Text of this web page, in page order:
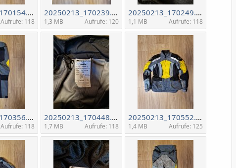
20250213_170154.jpg
Aufrufe: 118
20250213_170239.jpg
1,3 MB Aufrufe: 120
20250213_170249.jpg
1,1 MB Aufrufe: 118
20250213_170356.jpg
Aufrufe: 118
20250213_170448.jpg
1,7 MB Aufrufe: 118
20250213_170552.jpg
1,4 MB Aufrufe: 125